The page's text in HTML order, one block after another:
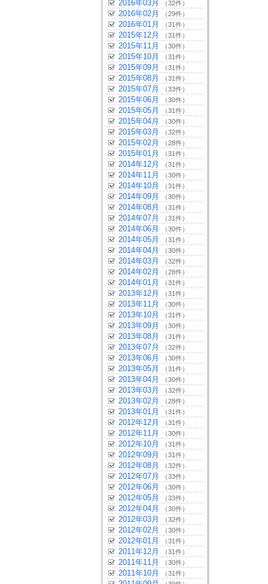
2016年03月 （32件）
2016年02月 （29件）
2016年01月 （31件）
2015年12月 （31件）
2015年11月 （30件）
2015年10月 （31件）
2015年09月 （31件）
2015年08月 （31件）
2015年07月 （33件）
2015年06月 （30件）
2015年05月 （31件）
2015年04月 （30件）
2015年03月 （32件）
2015年02月 （28件）
2015年01月 （31件）
2014年12月 （31件）
2014年11月 （30件）
2014年10月 （31件）
2014年09月 （30件）
2014年08月 （31件）
2014年07月 （31件）
2014年06月 （30件）
2014年05月 （31件）
2014年04月 （30件）
2014年03月 （32件）
2014年02月 （28件）
2014年01月 （31件）
2013年12月 （31件）
2013年11月 （30件）
2013年10月 （31件）
2013年09月 （30件）
2013年08月 （31件）
2013年07月 （32件）
2013年06月 （30件）
2013年05月 （31件）
2013年04月 （30件）
2013年03月 （32件）
2013年02月 （28件）
2013年01月 （31件）
2012年12月 （31件）
2012年11月 （30件）
2012年10月 （31件）
2012年09月 （31件）
2012年08月 （32件）
2012年07月 （33件）
2012年06月 （30件）
2012年05月 （33件）
2012年04月 （30件）
2012年03月 （32件）
2012年02月 （30件）
2012年01月 （31件）
2011年12月 （31件）
2011年11月 （30件）
2011年10月 （31件）